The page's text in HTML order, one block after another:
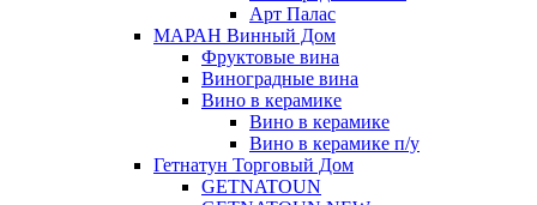
Арт Палас
МАРАН Винный Дом
Фруктовые вина
Виноградные вина
Вино в керамике
Вино в керамике
Вино в керамике п/у
Гетнатун Торговый Дом
GETNATOUN